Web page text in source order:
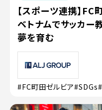
【スポーツ連携】
ベトナムでサッカ
夢を育む
#FC町田ゼルビア#SDGs